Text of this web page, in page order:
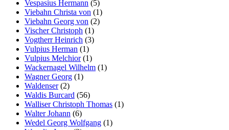
Vespasius Hermann (5)
Viebahn Christa von (1)
Viebahn Georg von (2)
Vischer Christoph (1)
Vogtherr Heinrich (3)
Vulpius Herman (1)
Vulpius Melchior(1)
Wackernagel Wilhelm (1)
Wagner Georg (1)
Waldenser(2)
Waldis Burcard (56)
Walliser Christoph Thomas (1)
Walter Johann (6)
Wedel Georg Wolfgang (1)